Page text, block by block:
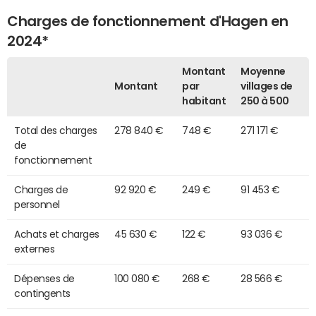
Charges de fonctionnement d'Hagen en
2024*
Montant
Montant
par
habitant
Moyenne
villages de
250 à 500
Total des charges
de
fonctionnement
278 840 € 748 € 271 171 €
Charges de
personnel
92 920 € 249 € 91 453 €
Achats et charges
externes
45 630 € 122 € 93 036 €
Dépenses de
contingents
100 080 € 268 € 28 566 €